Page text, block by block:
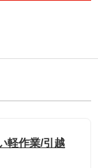
軽作業/引越